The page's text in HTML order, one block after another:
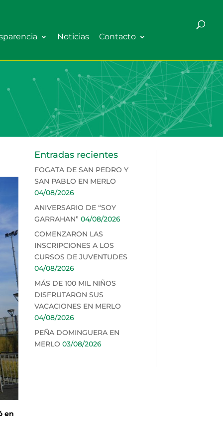
Noticias Contacto
en
Entradas recientes
FOGATA DE SAN PEDRO Y
SAN PABLO EN MERLO
04/08/2026
ANIVERSARIO DE “SOY
GARRAHAN” 04/08/2026
COMENZARON LAS
INSCRIPCIONES A LOS
CURSOS DE JUVENTUDES
04/08/2026
MÁS DE 100 MIL NIÑOS
DISFRUTARON SUS
VACACIONES EN MERLO
04/08/2026
PEÑA DOMINGUERA EN
MERLO 03/08/2026